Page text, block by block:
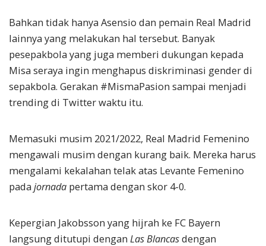
Bahkan tidak hanya Asensio dan pemain Real Madrid
lainnya yang melakukan hal tersebut. Banyak
pesepakbola yang juga memberi dukungan kepada
Misa seraya ingin menghapus diskriminasi gender di
sepakbola. Gerakan #MismaPasion sampai menjadi
trending di Twitter waktu itu.
Memasuki musim 2021/2022, Real Madrid Femenino
mengawali musim dengan kurang baik. Mereka harus
mengalami kekalahan telak atas Levante Femenino
pada jornada pertama dengan skor 4-0.
Kepergian Jakobsson yang hijrah ke FC Bayern
langsung ditutupi dengan Las Blancasdengan